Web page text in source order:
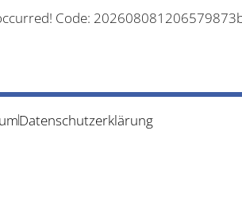
Code:
Datenschutzerklärung